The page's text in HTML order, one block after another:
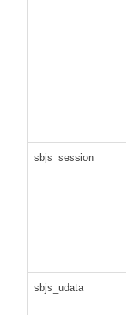
sbjs_session
sbjs_udata